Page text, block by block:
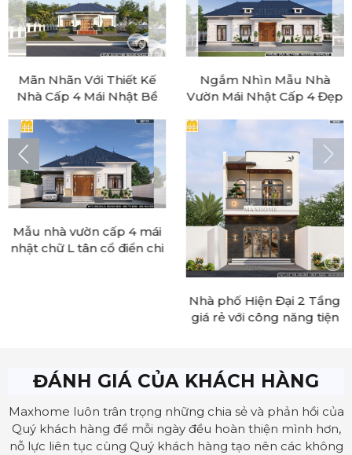
Mãn Nhãn Với Thiết Kế
Nhà Cấp 4 Mái Nhật Bề
Thự Nhà Vườn |
MH04407
Mẫu nhà vườn cấp 4 mái
nhật chữ L tân cổ điển chi
Ngắm Nhìn Mẫu Nhà
Vườn Mái Nhật Cấp 4 Đẹp
Nhà phố Hiện Đại 2 Tầng
giá rẻ với công năng tiện
ĐÁNH GIÁ CỦA KHÁCH HÀNG
Maxhome luôn trân trọng những chia sẻ và phản hồi của
Quý khách hàng để mỗi ngày đều hoàn thiện mình hơn,
nỗ lực liên tục cùng Quý khách hàng tạo nên các không